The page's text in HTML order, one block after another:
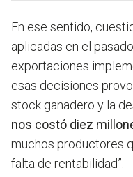
En ese sentido,
aplicadas en el
exportaciones
esas decisiones
stock ganadero y la
nos costó diez
muchos productores
falta de rentabilidad”.